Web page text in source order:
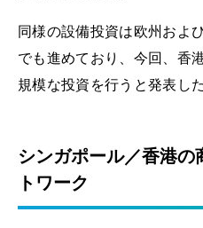
同様の設備投資は欧州およ
でも進めており、今回、香
規模な投資を行うと発表した
シンガポール／香港の
トワーク